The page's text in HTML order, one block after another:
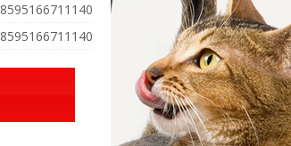
8595166711140
8595166711140